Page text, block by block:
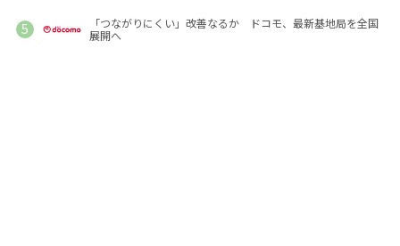
「つながりにくい」改善なるか ドコモ、最新基地局を全国
展開へ